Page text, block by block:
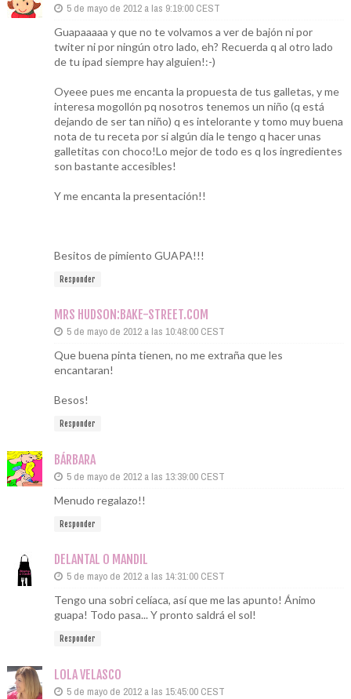
5 de mayo de 2012 a las 9:19:00 CEST
Guapaaaaa y que no te volvamos a ver de bajón ni por
twiter ni por ningún otro lado, eh? Recuerda q al otro lado
de tu ipad siempre hay alguien!:-)
Oyeee pues me encanta la propuesta de tus galletas, y me
interesa mogollón pq nosotros tenemos un niño (q está
dejando de ser tan niño) q es intelorante y tomo muy buena
nota de tu receta por si algún dia le tengo q hacer unas
galletitas con choco!Lo mejor de todo es q los ingredientes
son bastante accesibles!
Y me encanta la presentación!!
Besitos de pimiento GUAPA!!!
Responder
MRS HUDSON:BAKE-STREET.COM
5 de mayo de 2012 a las 10:48:00 CEST
Que buena pinta tienen, no me extraña que les
encantaran!
Besos!
Responder
BÁRBARA
5 de mayo de 2012 a las 13:39:00 CEST
Menudo regalazo!!
Responder
DELANTAL O MANDIL
5 de mayo de 2012 a las 14:31:00 CEST
Tengo una sobri celíaca, así que me las apunto! Ánimo
guapa! Todo pasa... Y pronto saldrá el sol!
Responder
LOLA VELASCO
5 de mayo de 2012 a las 15:45:00 CEST